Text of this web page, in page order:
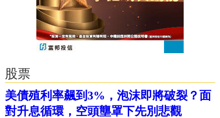
股票
美債殖利率飆到3%，泡沫即將破裂？面
對升息循環，空頭壟罩下先別悲觀